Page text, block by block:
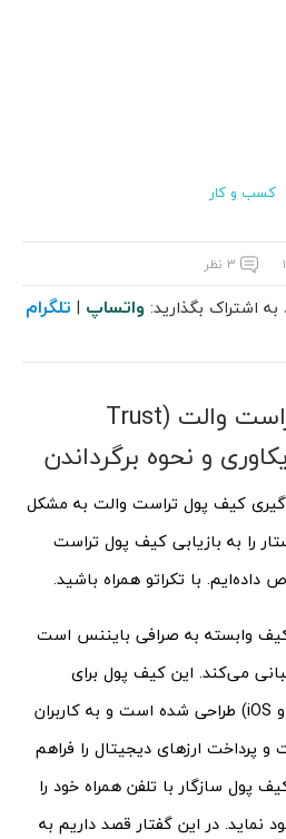
کسب و کار
۳ نظر
اشتراک بگذارید: واتساپ | تلگرام
بازیابی کیف پول تراست والت (Trust
گیری کیف پول تراست والت به مشکل
را به بازیابی کیف پول تراست
وابسته به صرافی بایننس است
می‌کند. این کیف پول برای
پلتفرم‌های موبایلی (اندروید و iOS) طراحی شده است و به کاربران
و پرداخت ارزهای دیجیتال را فراهم
پول سازگار با تلفن همراه خود را
نماید. در این گفتار قصد داریم به